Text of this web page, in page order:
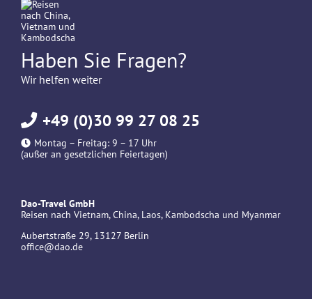
Haben Sie Fragen?
Wir helfen weiter
+49 (0)30 99 27 08 25
Montag – Freitag: 9 – 17 Uhr
(außer an gesetzlichen Feiertagen)
Dao-Travel GmbH
Reisen nach Vietnam, China, Laos, Kambodscha und Myanmar
Aubertstraße 29, 13127 Berlin
office@dao.de